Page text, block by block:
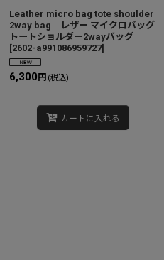
Leather micro bag tote shoulder
2way bag レザー マイクロバッグ
トートショルダー2wayバッグ
[2602-a991086959727]
6,300 円 (税込)
カートに入れる